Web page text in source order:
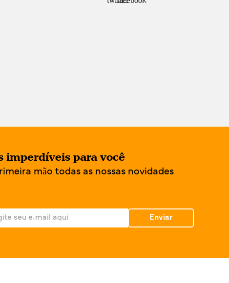
imperdíveis para você
mão todas as nossas novidades
Enviar